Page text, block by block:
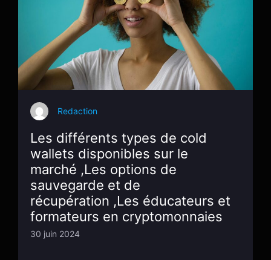
Redaction
Les différents types de cold
wallets disponibles sur le
marché ,Les options de
sauvegarde et de
récupération ,Les éducateurs et
formateurs en cryptomonnaies
30 juin 2024